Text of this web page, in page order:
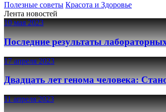
Полезные советы Красота и Здоровье
Лента новостей
10 мая 2023
Последние результаты
17 апреля 2023
Двадцать лет генома человека:
11 апреля 2023